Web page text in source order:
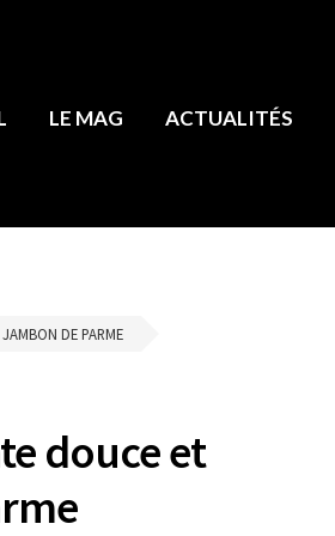
LE MAG ACTUALITÉS
DE PARME
douce et